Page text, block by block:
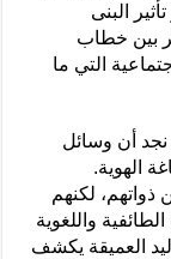
البنى
بين خطاب
التي ما
نجد أن وسائل
الهوية.
لكنهم
واللغوية
العميقة يكشف